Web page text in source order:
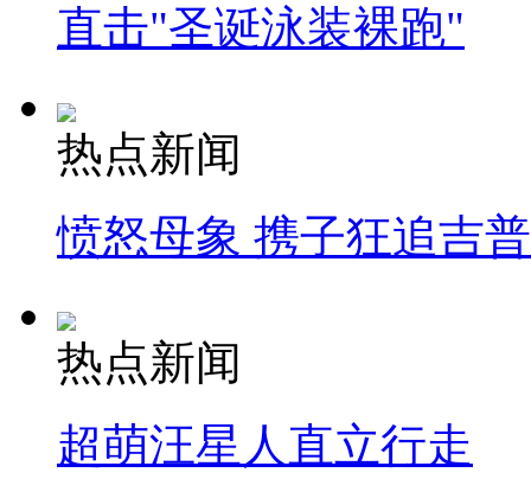
直击"圣诞泳装裸跑"
热点新闻
愤怒母象 携子狂追吉
热点新闻
超萌汪星人直立行走